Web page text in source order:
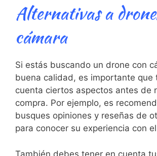
Alternativas a
⁢cámara
Si estás buscando un drone​ con
buena calidad, es ⁤importante ​que
cuenta ciertos aspectos antes de
compra. Por ejemplo, es
busques opiniones y reseñas de
para conocer su experiencia ‌con
También debes tener en ⁤cuenta